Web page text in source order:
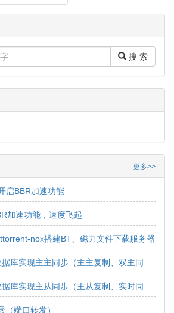
搜 索
更多>>
启BBR加速功能
加速功能，速度飞起
nox搭建BT、磁力文件下载服务器
端口转发）